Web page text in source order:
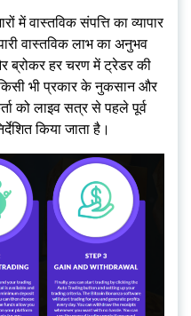
में वास्तविक संपत्ति का व्यापार
वास्तविक लाभ का अनुभव
ब्रोकर हर चरण में ट्रेडर की
भी प्रकार के नुकसान और
को लाइव सत्र से पहले पूर्व
किया जाता है।